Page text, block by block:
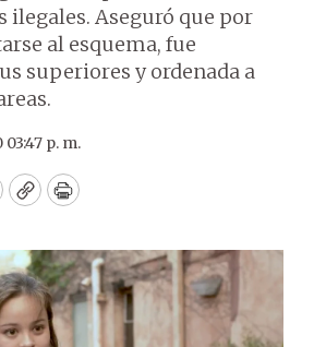
ilegales. Aseguró que por
al esquema, fue
superiores y ordenada a
p. m.
CopyPrint